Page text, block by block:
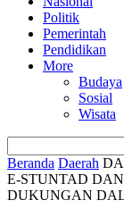
Politik
Pemerintah
Pendidikan
More
Budaya
Sosial
Wisata
Beranda Daerah
E-STUNTAD
DUKUNGAN